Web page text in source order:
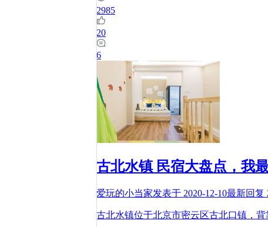
2985
20
6
古北水镇 民宿大盘点，我
爱玩的小当家发表于 2020-12-10最新回复
古北水镇位于北京市密云区古北口镇，